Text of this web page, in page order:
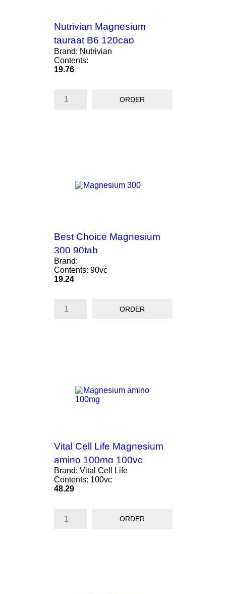
Nutrivian Magnesium
tauraat B6 120cap
Brand: Nutrivian
Contents:
Price
19.76
ORDER
Best Choice Magnesium
300 90tab
Brand:
Contents: 90vc
Price
19.24
ORDER
Vital Cell Life Magnesium
amino 100mg 100vc
Brand: Vital Cell Life
Contents: 100vc
Price
48.29
ORDER